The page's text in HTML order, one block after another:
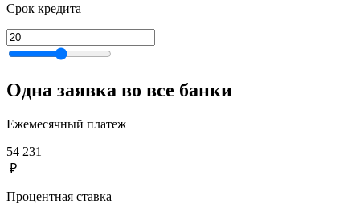
Срок кредита
Одна заявка во все банки
Ежемесячный платеж
54 231
₽
Процентная ставка